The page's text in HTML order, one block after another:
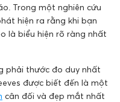
Trong một nghiên cứu
hiện ra rằng khi bạn
là biểu hiện rõ ràng nhất
phải thước đo duy nhất
được biết đến là một
cân đối và đẹp mắt nhất